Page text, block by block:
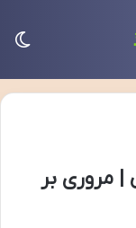
| مروری بر